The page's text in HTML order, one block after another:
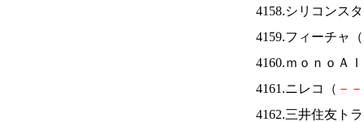
4158.シリコンス
4159.フィーチャ（
4160.ｍｏｎｏＡ
4161.ニレコ（ － －
4162.三井住友ト